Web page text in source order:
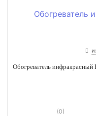
Обогреватель
(0)